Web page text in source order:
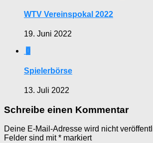
WTV Vereinspokal 2022
19. Juni 2022
0
Spielerbörse
13. Juli 2022
Schreibe einen Kommentar
Deine E-Mail-Adresse wird nicht
Felder sind mit* markiert